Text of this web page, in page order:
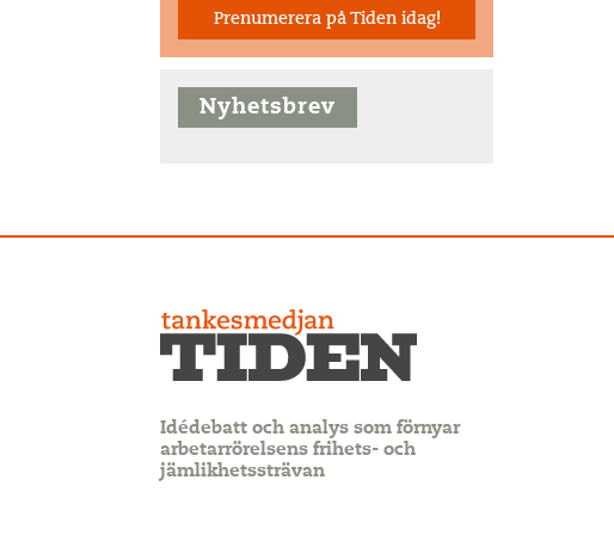
Prenumerera på Tiden idag!
Nyhetsbrev
Idédebatt och analys som förnyar
arbetarrörelsens frihets- och
jämlikhetssträvan